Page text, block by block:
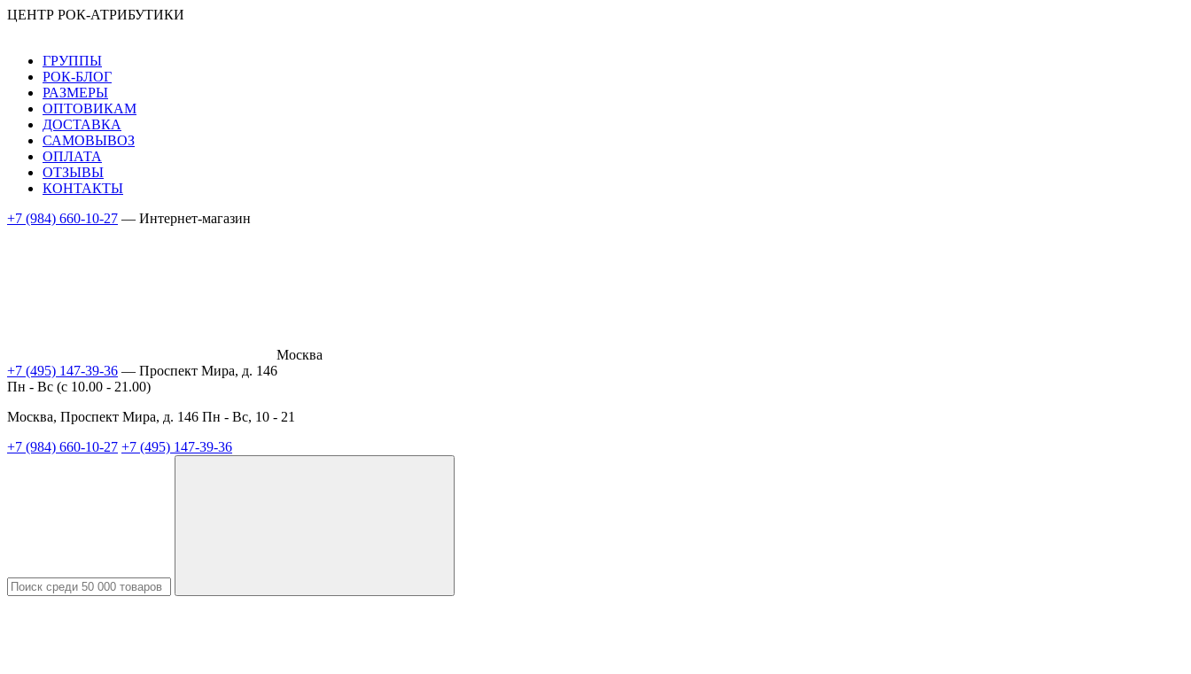
ЦЕНТР РОК-АТРИБУТИКИ
ГРУППЫ
РОК-БЛОГ
РАЗМЕРЫ
ОПТОВИКАМ
ДОСТАВКА
САМОВЫВОЗ
ОПЛАТА
ОТЗЫВЫ
КОНТАКТЫ
+7 (984) 660-10-27 — Интернет-магазин
Москва
+7 (495) 147-39-36 — Проспект Мира, д. 146
Пн - Вс (c 10.00 - 21.00)
Москва, Проспект Мира, д. 146 Пн - Вс, 10 - 21
+7 (984) 660-10-27 +7 (495) 147-39-36